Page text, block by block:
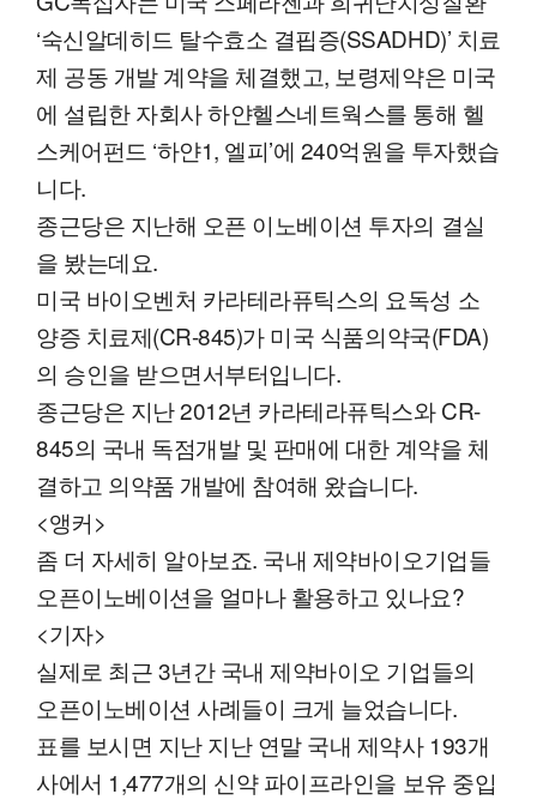
‘숙신알데히드 탈수효소 결핍증(SSADHD)’ 치료
제 공동 개발 계약을 체결했고, 보령제약은 미국
에 설립한 자회사 하얀헬스네트웍스를 통해 헬
스케어펀드 ‘하얀1, 엘피’에 240억원을 투자했습
니다.
종근당은 지난해 오픈 이노베이션 투자의 결실
을 봤는데요.
미국 바이오벤처 카라테라퓨틱스의 요독성 소
양증 치료제(CR-845)가 미국 식품의약국(FDA)
의 승인을 받으면서부터입니다.
종근당은 지난 2012년 카라테라퓨틱스와 CR-
845의 국내 독점개발 및 판매에 대한 계약을 체
결하고 의약품 개발에 참여해 왔습니다.
<앵커>
좀 더 자세히 알아보죠. 국내 제약바이오기업들
오픈이노베이션을 얼마나 활용하고 있나요?
<기자>
실제로 최근 3년간 국내 제약바이오 기업들의
오픈이노베이션 사례들이 크게 늘었습니다.
표를 보시면 지난 지난 연말 국내 제약사 193개
사에서 1,477개의 신약 파이프라인을 보유 중입